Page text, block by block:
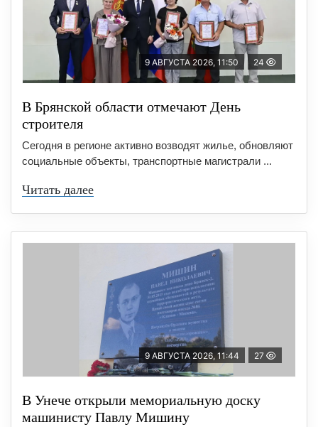
9 АВГУСТА 2026, 11:50 24
В Брянской области отмечают День
строителя
Сегодня в регионе активно возводят жилье, обновляют
социальные объекты, транспортные магистрали ...
Читать далее
9 АВГУСТА 2026, 11:44 27
В Унече открыли мемориальную доску
машинисту Павлу Мишину